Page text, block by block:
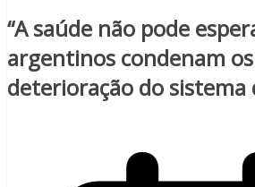
“A saúde não pode
argentinos condenam
deterioração do sistema